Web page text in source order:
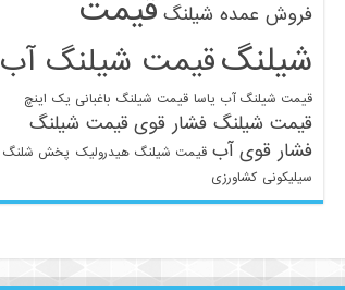
فروش عمده شیلنگ قیمت
شیلنگقیمت شیلنگ آب
قیمت شیلنگ آب یاسا قیمت شیلنگ باغبانی یک اینچ
قیمت شیلنگ فشار قوی قیمت شیلنگ
فشار قوی آب قیمت شیلنگ هیدرولیک پخش شلنگ
سیلیکونی کشاورزی